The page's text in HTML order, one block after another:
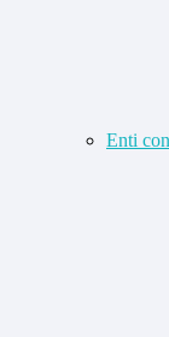
Enti